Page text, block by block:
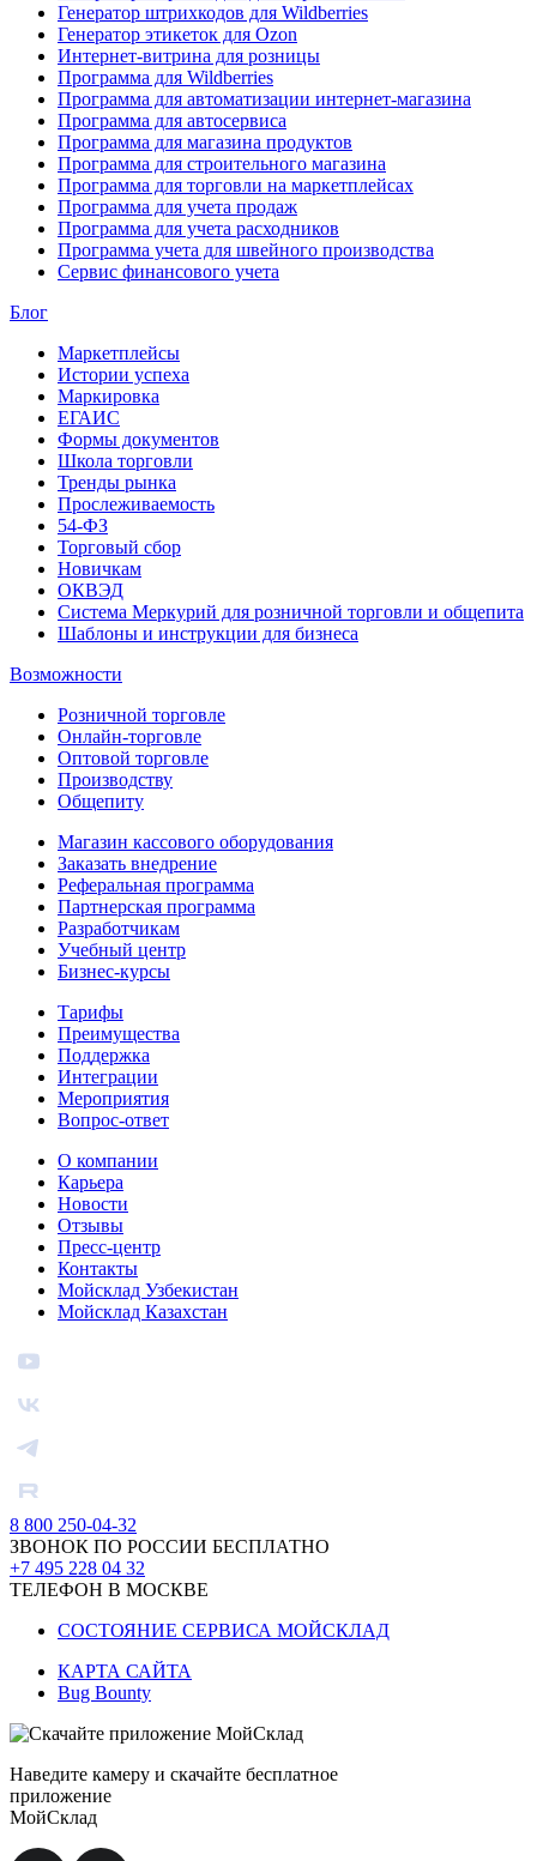
Генератор штрихкодов для Wildberries
Генератор этикеток для Ozon
Интернет-витрина для розницы
Программа для Wildberries
Программа для автоматизации интернет-магазина
Программа для автосервиса
Программа для магазина продуктов
Программа для строительного магазина
Программа для торговли на маркетплейсах
Программа для учета продаж
Программа для учета расходников
Программа учета для швейного производства
Сервис финансового учета
Блог
Маркетплейсы
Истории успеха
Маркировка
ЕГАИС
Формы документов
Школа торговли
Тренды рынка
Прослеживаемость
54-ФЗ
Торговый сбор
Новичкам
ОКВЭД
Система Меркурий для розничной торговли и общепита
Шаблоны и инструкции для бизнеса
Возможности
Розничной торговле
Онлайн-торговле
Оптовой торговле
Производству
Общепиту
Магазин кассового оборудования
Заказать внедрение
Реферальная программа
Партнерская программа
Разработчикам
Учебный центр
Бизнес‑курсы
Тарифы
Преимущества
Поддержка
Интеграции
Мероприятия
Вопрос-ответ
О компании
Карьера
Новости
Отзывы
Пресс-центр
Контакты
Мойсклад Узбекистан
Мойсклад Казахстан
8 800 250-04-32
ЗВОНОК ПО РОССИИ БЕСПЛАТНО
+7 495 228 04 32
ТЕЛЕФОН В МОСКВЕ
СОСТОЯНИЕ СЕРВИСА МОЙСКЛАД
КАРТА САЙТА
Bug Bounty
Наведите камеру и скачайте бесплатное
приложение
МойСклад